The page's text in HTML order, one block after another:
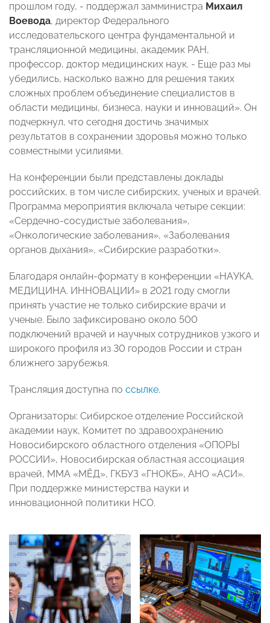
прошлом году, - поддержал замминистра Михаил
Воевода, директор Федерального
исследовательского центра фундаментальной и
трансляционной медицины, академик РАН,
профессор, доктор медицинских наук. - Еще раз мы
убедились, насколько важно для решения таких
сложных проблем объединение специалистов в
области медицины, бизнеса, науки и инноваций». Он
подчеркнул, что сегодня достичь значимых
результатов в сохранении здоровья можно только
совместными усилиями.
На конференции были представлены доклады
российских, в том числе сибирских, ученых и врачей.
Программа мероприятия включала четыре секции:
«Сердечно-сосудистые заболевания»,
«Онкологические заболевания», «Заболевания
органов дыхания», «Сибирские разработки».
Благодаря онлайн-формату в конференции «НАУКА.
МЕДИЦИНА. ИННОВАЦИИ» в 2021 году смогли
принять участие не только сибирские врачи и
ученые. Было зафиксировано около 500
подключений врачей и научных сотрудников узкого и
широкого профиля из 30 городов России и стран
ближнего зарубежья.
Трансляция доступна по ссылке.
Организаторы: Сибирское отделение Российской
академии наук, Комитет по здравоохранению
Новосибирского областного отделения «ОПОРЫ
РОССИИ», Новосибирская областная ассоциация
врачей, ММА «МЁД», ГКБУЗ «ГНОКБ», АНО «АСИ».
При поддержке министерства науки и
инновационной политики НСО.